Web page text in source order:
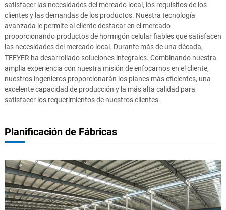
satisfacer las necesidades del mercado local, los requisitos de los
clientes y las demandas de los productos. Nuestra tecnología
avanzada le permite al cliente destacar en el mercado
proporcionando productos de hormigón celular fiables que satisfacen
las necesidades del mercado local. Durante más de una década,
TEEYER ha desarrollado soluciones integrales. Combinando nuestra
amplia experiencia con nuestra misión de enfocarnos en el cliente,
nuestros ingenieros proporcionarán los planes más eficientes, una
excelente capacidad de producción y la más alta calidad para
satisfacer los requerimientos de nuestros clientes.
Planificación de Fábricas